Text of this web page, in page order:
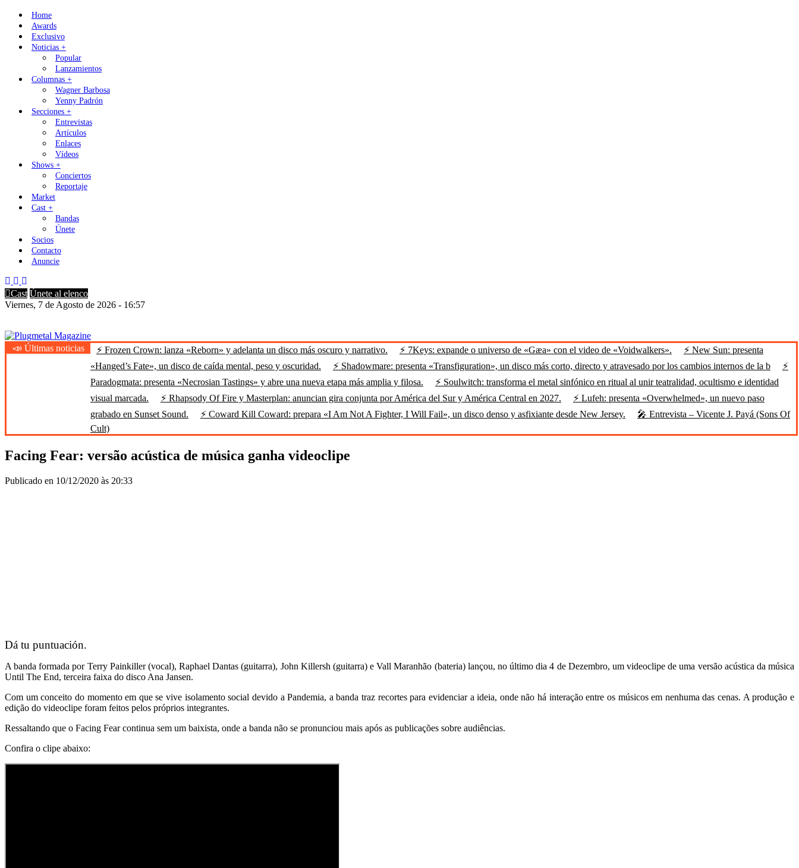
Skip
content
Home
Awards
Exclusivo
Noticias +
Popular
Lanzamientos
Columnas +
Wagner Barbosa
Yenny Padrón
Secciones +
Entrevistas
Artículos
Enlaces
Vídeos
Shows +
Conciertos
Reportaje
Market
Cast +
Bandas
Únete
Socios
Contacto
Anuncie
Cast Únete al elenco
Viernes, 7 de Agosto de 2026 - 16:57
Plugmetal Magazine
Heavy Metal is Life
📣 Últimas noticias ⚡ Frozen Crown: lanza «Reborn» y adelanta un disco más oscuro y narrativo. ⚡ 7Keys: expande o universo de «Gæa» con el video de «Voidwalkers».
⚡ New Sun: presenta
«Hanged’s Fate», un disco de caída mental, peso y oscuridad.
⚡ Shadowmare: presenta «Transfiguration», un disco más corto, directo y atravesado por los cambios internos de la b
⚡
Paradogmata: presenta «Necrosian Tastings» y abre una nueva etapa más amplia y filosa.
⚡ Soulwitch: transforma el metal sinfónico en ritual al unir teatralidad, ocultismo e identidad
visual marcada.
⚡ Rhapsody Of Fire y Masterplan: anuncian gira conjunta por América del Sur y América Central en 2027.
⚡ Lufeh: presenta «Overwhelmed», un nuevo paso
grabado en Sunset Sound.
⚡ Coward Kill Coward: prepara «I Am Not A Fighter, I Will Fail», un disco denso y asfixiante desde New Jersey.
🎤 Entrevista – Vicente J. Payá (Sons Of
Cult)
Facing Fear: versão acústica de música ganha videoclipe
Publicado en 10/12/2020 às 20:33
Dá tu puntuación.
A banda formada por Terry Painkiller (vocal), Raphael Dantas (guitarra), John Killersh (guitarra) e Vall Maranhão (bateria) lançou, no último dia 4 de Dezembro, um videoclipe de uma versão acústica da música
Until The End, terceira faixa do disco Ana Jansen.
Com um conceito do momento em que se vive isolamento social devido a Pandemia, a banda traz recortes para evidenciar a ideia, onde não há interação entre os músicos em nenhuma das cenas. A produção e
edição do videoclipe foram feitos pelos próprios integrantes.
Ressaltando que o Facing Fear continua sem um baixista, onde a banda não se pronunciou mais após as publicações sobre audiências.
Confira o clipe abaixo: